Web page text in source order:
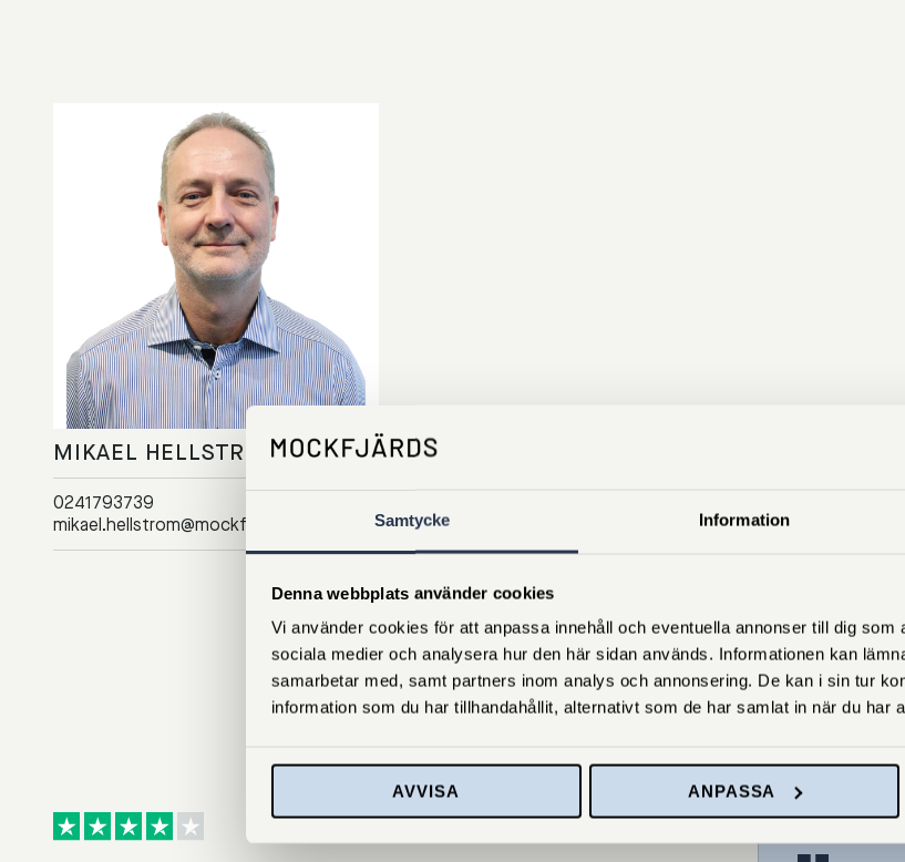
Samtycke Information
Denna webbplats använder cookies
Vi använder cookies för att anpassa innehåll och eventuella annonser till dig som
sociala medier och analysera hur den här sidan används. Informationen kan
samarbetar med, samt partners inom analys och annonsering. De kan i sin tur
information som du har tillhandahållit, alternativt som de har samlat in när du har
AVVISA ANPASSA
MIKAEL HELLSTRÖM
0241793739
mikael.hellstrom@mockfjards.se